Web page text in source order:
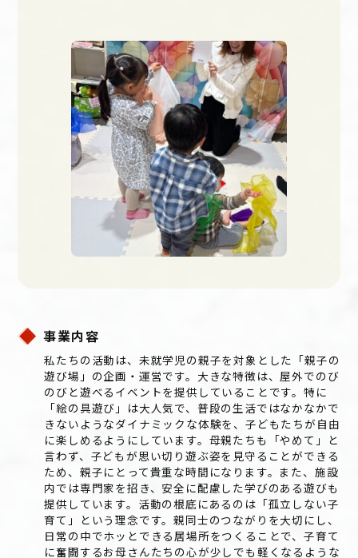
事業内容
私たちの活動は、未就学児の親子を対象とした「親子の
遊び場」の企画・運営です。大きな特徴は、屋外でのび
のびと遊べるイベントを提供していることです。特に
「絵の具遊び」は大人気で、普段の生活ではなかなかで
きないようなダイナミックな体験を、子どもたちが自由
に楽しめるようにしています。母親たちも「やめて」と
言わず、子どもが思い切り遊ぶ姿を見守ることができる
ため、親子にとって貴重な時間になります。また、施設
内では専門家を招き、安全に配慮した学びのある遊びも
提供しています。活動の根底にあるのは「孤立しない子
育て」という理念です。親同士のつながりを大切にし、
日常の中でホッとできる居場所をつくることで、子育て
に奮闘するお母さんたちの心が少しでも軽くなるような